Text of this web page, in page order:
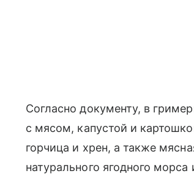
Согласно документу, в
с мясом, капустой и
горчица и хрен, а также
натурального ягодного